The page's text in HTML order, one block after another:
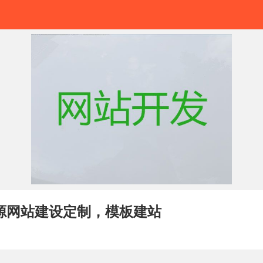
网站建设定制，模板建站